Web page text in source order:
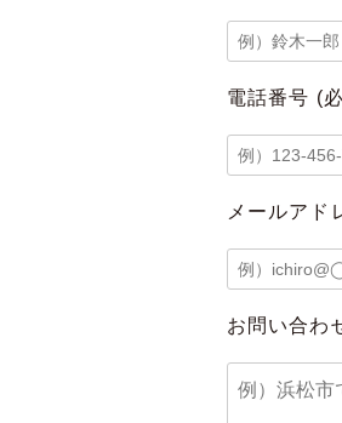
電話番号 (
メールアド
お問い合わ